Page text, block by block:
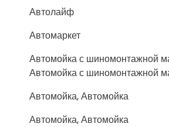
Автолайф
Автомаркет
Автомойка с шиномонтажной
Автомойка с шиномонтажной
Автомойка, Автомойка
Автомойка, Автомойка